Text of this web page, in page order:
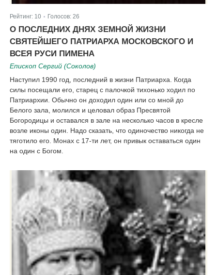
Рейтинг: 10 Голосов: 26
О ПОСЛЕДНИХ ДНЯХ ЗЕМНОЙ ЖИЗНИ
СВЯТЕЙШЕГО ПАТРИАРХА МОСКОВСКОГО И
ВСЕЯ РУСИ ПИМЕНА
Епископ Сергий (Соколов)
Наступил 1990 год, последний в жизни Патриарха. Когда
силы посещали его, старец с палочкой тихонько ходил по
Патриархии. Обычно он доходил один или со мной до
Белого зала, молился и целовал образ Пресвятой
Богородицы и оставался в зале на несколько часов в кресле
возле иконы один. Надо сказать, что одиночество никогда не
тяготило его. Монах с 17-ти лет, он привык оставаться один
на один с Богом.